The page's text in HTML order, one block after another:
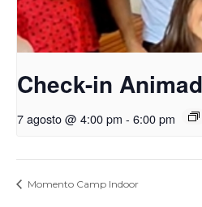
Check-in
7 agosto @ 4:00 pm - 6:00 pm
Momento Camp Indoor